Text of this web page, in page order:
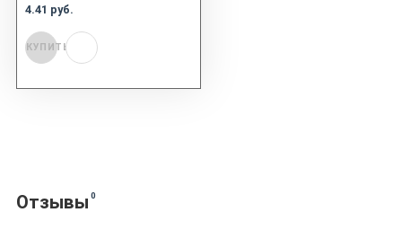
4.41 руб.
КУПИТЬ
Отзывы 0